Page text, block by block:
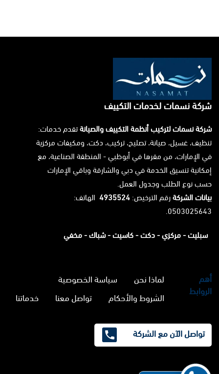
شركة نسمات لخدمات التكييف
شركة نسمات لتركيب أنظمة التكييف والصيانةتقدم خدمات:
تنظيف، غسيل، صيانة، تصليح، تركيب، دكت، ومكيفات مركزية
في الإمارات، من مقرها في أبوظبي - المنطقة الصناعية، مع
إمكانية تنسيق الخدمة في دبي والشارقة وباقي الإمارات
حسب نوع الطلب وجدول العمل.
بيانات الشركةرقم الترخيص: 4935524 الهاتف:
0503025643.
سبليت -مركزي -دكت -كاسيت -شباك -مخفي
أهم
الروابط
لماذا نحن
سياسة الخصوصية
الشروط والأحكام
تواصل معنا خدماتنا
تواصل الآن مع الشركة